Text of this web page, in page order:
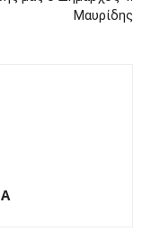
Μαυρίδης